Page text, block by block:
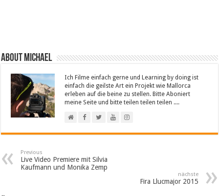
About Michael
Ich Filme einfach gerne und Learning by doing ist
einfach die geilste Art ein Projekt wie Mallorca
erleben auf die beine zu stellen. Bitte Aboniert
meine Seite und bitte teilen teilen teilen ....
Previous
Live Video Premiere mit Silvia
Kaufmann und Monika Zemp
nächste
Fira Llucmajor 2015